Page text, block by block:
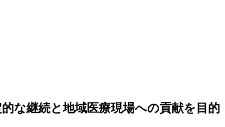
な継続と地域医療現場への貢献を目的